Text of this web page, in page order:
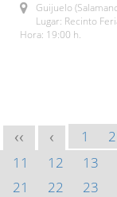
Guijuelo
Lugar: Recinto
Hora: 19:00 h.
<< < 1 2
11
12 13
21
22 23